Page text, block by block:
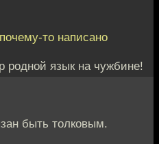
почему-то написано
родной язык на чужбине!
быть толковым.